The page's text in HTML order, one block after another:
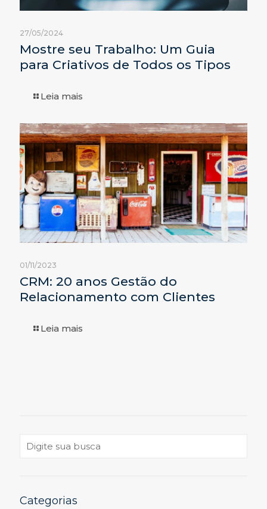
27/05/2024
Mostre seu Trabalho: Um Guia
para Criativos de Todos os Tipos
Leia mais
01/11/2023
CRM: 20 anos Gestão do
Relacionamento com Clientes
Leia mais
Categorias